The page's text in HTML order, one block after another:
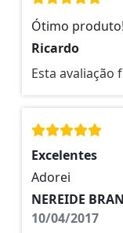
Ótimo produto!
Ricardo
Esta avaliação
Excelentes
Adorei
NEREIDE
10/04/2017